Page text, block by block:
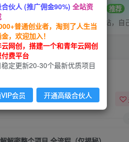
招募站长 推荐
搭建同款网站，自
）
伙人 (推广佣金90%) 全站资
普通创业者，淘到了人生当
，欢迎加入！
网创，搭建一个和青年云网创
费平台
定更新20-30个最新优质项目
会员 开通高级合伙人